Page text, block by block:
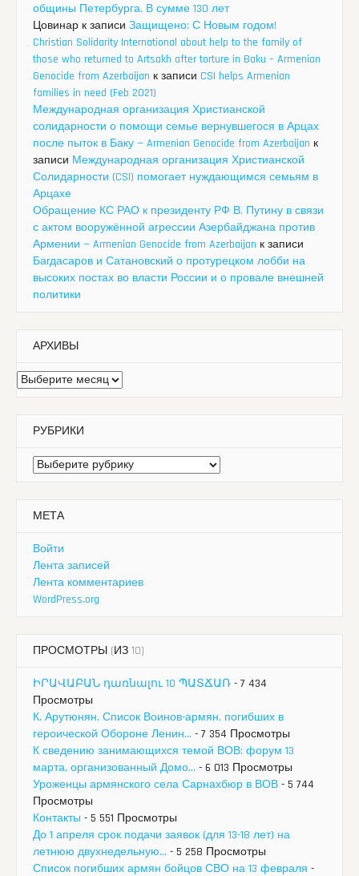
общины Петербурга. В сумме 130 лет
Цовинар к записи Защищено: С Новым годом!
Christian Solidarity International about help to the family of
those who returned to Artsakh after torture in Baku – Armenian
Genocide from Azerbaijan к записи CSI helps Armenian
families in need (Feb 2021)
Международная организация Христианской
солидарности о помощи семье вернувшегося в Арцах
после пыток в Баку — Armenian Genocide from Azerbaijan к
записи Международная организация Христианской
Солидарности (CSI) помогает нуждающимся семьям в
Арцахе
Обращение КС РАО к президенту РФ В. Путину в связи
с актом вооружённой агрессии Азербайджана против
Армении — Armenian Genocide from Azerbaijan к записи
Багдасаров и Сатановский о протурецком лобби на
высоких постах во власти России и о провале внешней
политики
АРХИВЫ
Архивы
РУБРИКИ
Рубрики
МЕТА
Войти
Лента записей
Лента комментариев
WordPress.org
ПРОСМОТРЫ (ИЗ 10)
ԻՐԱՎԱԲԱՆ դառնալու 10 ՊԱՏՃԱՌ - 7 434
Просмотры
К. Арутюнян. Список Воинов-армян, погибших в
героической Обороне Ленин... - 7 354 Просмотры
К сведению занимающихся темой ВОВ: форум 13
марта, организованный Домо... - 6 013 Просмотры
Уроженцы армянского села Сарнахбюр в ВОВ - 5 744
Просмотры
Контакты - 5 551 Просмотры
До 1 апреля срок подачи заявок (для 13-18 лет) на
летнюю двухнедельную... - 5 258 Просмотры
Список погибших армян бойцов СВО на 13 февраля -